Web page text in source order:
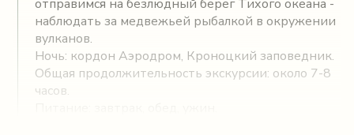
отправимся на безлюдный берег Тихого океана -
наблюдать за медвежьей рыбалкой в окружении
вулканов.
Ночь: кордон Аэродром, Кроноцкий заповедник.
Общая продолжительность экскурсии: около 7-8
часов.